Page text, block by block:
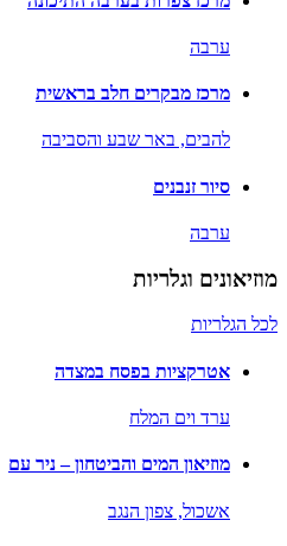
ערבה
מרכז מבקרים חלב בראשית
להבים, באר שבע והסביבה
סיור זנבנים
ערבה
מוזיאונים וגלריות
לכל הגלריות
אטרקציות בפסח במצדה
ערד וים המלח
מוזיאון המים והביטחון – ניר עם
אשכול, צפון הנגב